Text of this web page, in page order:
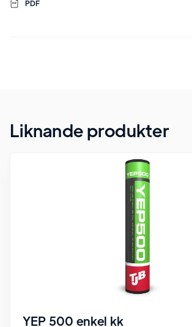
PDF
Liknande produkter
YEP 500 enkel kk